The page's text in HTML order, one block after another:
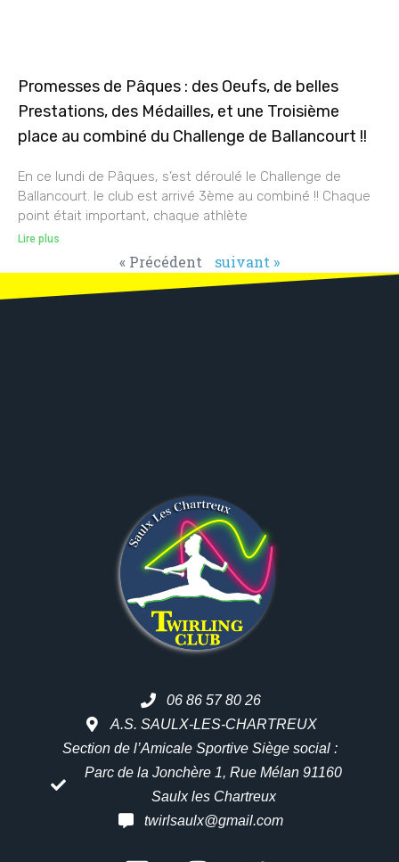
Promesses de Pâques : des Oeufs, de belles
Prestations, des Médailles, et une Troisième
place au combiné du Challenge de Ballancourt !!
En ce lundi de Pâques, s’est déroulé le Challenge de
Ballancourt. le club est arrivé 3ème au combiné !! Chaque
point était important, chaque athlète
Lire plus
« Précédent suivant »
06 86 57 80 26
A.S. SAULX-LES-CHARTREUX
Section de l’Amicale Sportive Siège social :
Parc de la Jonchère 1, Rue Mélan 91160
Saulx les Chartreux
twirlsaulx@gmail.com